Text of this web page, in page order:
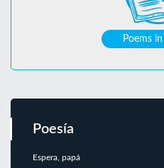
Poems
Poesía
Espera, papá